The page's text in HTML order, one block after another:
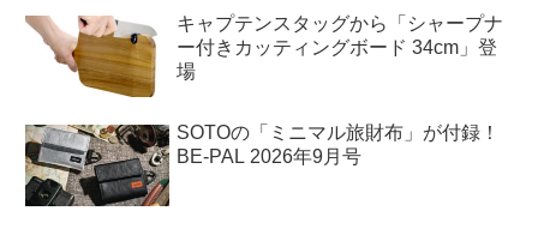
キャプテンスタッグから「シャープナ
ー付きカッティングボード 34cm」登
場
SOTOの「ミニマル旅財布」が付録！
BE-PAL 2026年9月号